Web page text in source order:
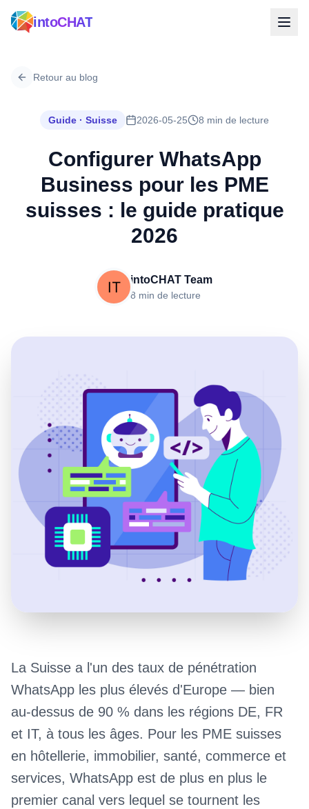
intoCHAT
Retour au blog
Guide · Suisse 2026-05-25 8 min de lecture
Configurer WhatsApp
Business pour les PME
suisses : le guide pratique
2026
intoCHAT Team
8 min de lecture
La Suisse a l'un des taux de pénétration
WhatsApp les plus élevés d'Europe — bien
au-dessus de 90 % dans les régions DE, FR
et IT, à tous les âges. Pour les PME suisses
en hôtellerie, immobilier, santé, commerce et
services, WhatsApp est de plus en plus le
premier canal vers lequel se tournent les